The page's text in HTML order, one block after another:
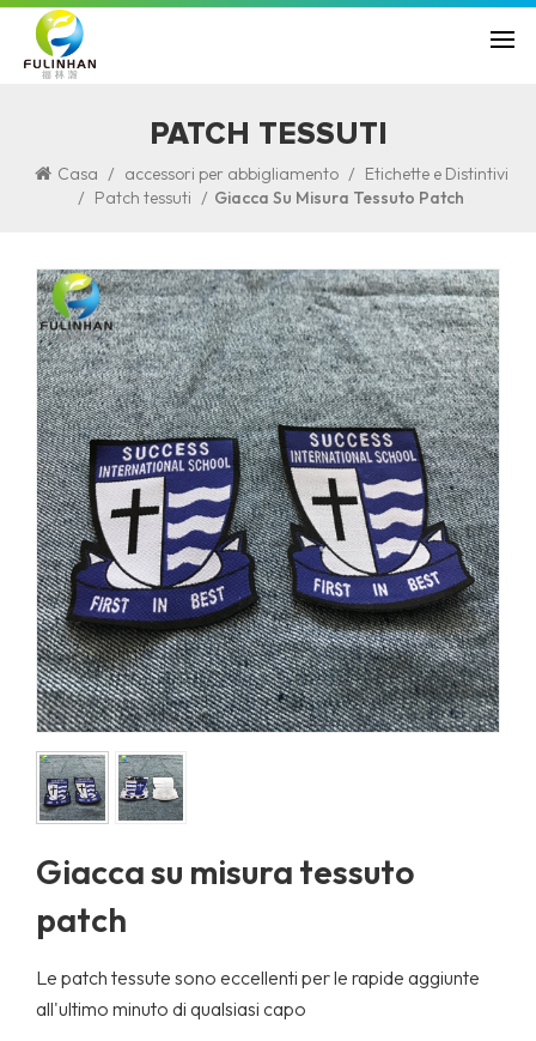
PATCH TESSUTI
Casa / accessori per abbigliamento / Etichette e Distintivi
/ Patch tessuti / Giacca Su Misura Tessuto Patch
Giacca su misura tessuto
patch
Le patch tessute sono eccellenti per le rapide aggiunte
all'ultimo minuto di qualsiasi capo